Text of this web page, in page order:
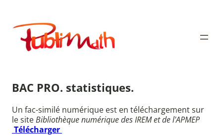
contenu
Publimath
BAC PRO. statistiques.
Un fac-similé numérique est en téléchargement sur
le siteBibliothèque numérique des IREM et de l'APMEP
Télécharger